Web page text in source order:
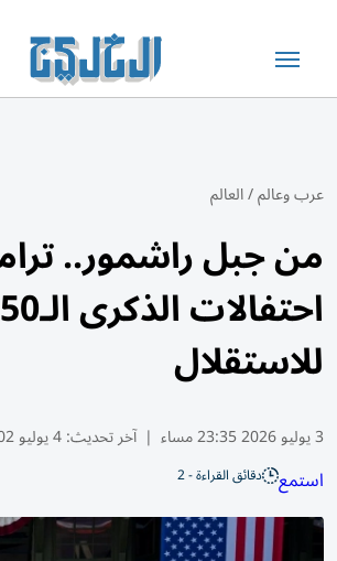
عرب وعالم/العالم
من جبل راشمور..
احتفالات
للاستقلال
3 يوليو 2026 23:35 مساء | آخر تحديث:4 يوليو 00:02 2026
استمع دقائق القراءة - 2